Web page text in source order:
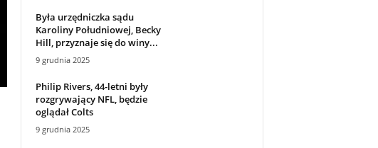
Była urzędniczka sądu
Karoliny Południowej, Becky
Hill, przyznaje się do winy...
9 grudnia 2025
Philip Rivers, 44-letni były
rozgrywający NFL, będzie
oglądał Colts
9 grudnia 2025